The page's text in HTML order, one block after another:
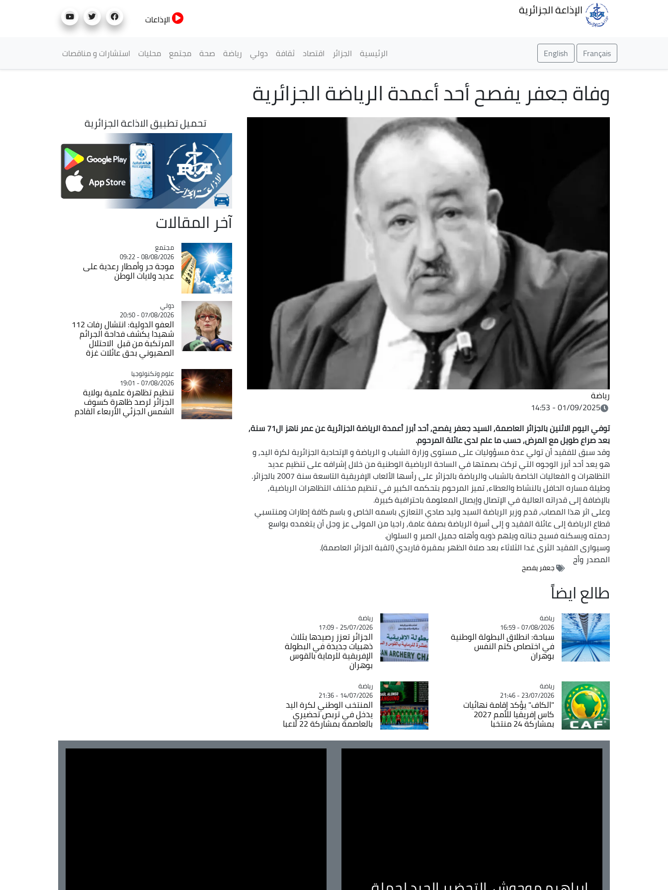
الإذاعة الجزائرية
الإذاعات
Français
English القائمة الرئيسية
الرئيسية الجزائر اقتصاد ثقافة دولي رياضة صحة مجتمع محليات استشارات و مناقصات
وفاة جعفر يفصح أحد أعمدة الرياضة الجزائرية
رياضة
01/09/2025 - 14:53
توفي اليوم الاثنين بالجزائر العاصمة, السيد جعفر يفصح, أحد أبرز أعمدة الرياضة الجزائرية عن عمر ناهز ال71 سنة,
بعد صراع طويل مع المرض, حسب ما علم لدى عائلة المرحوم.
وقد سبق للفقيد أن تولي عدة مسؤوليات على مستوى وزارة الشباب و الرياضة و الإتحادية الجزائرية لكرة اليد, و
هو يعد أحد أبرز الوجوه التي تركت بصمتها في الساحة الرياضية الوطنية من خلال إشرافه على تنظيم عديد
التظاهرات و الفعاليات الخاصة بالشباب والرياضة بالجزائر على رأسها الألعاب الإفريقية التاسعة سنة 2007 بالجزائر.
وطيلة مساره الحافل بالنشاط والعطاء, تميز المرحوم بتحكمه الكبير في تنظيم مختلف التظاهرات الرياضية,
بالإضافة إلى قدراته العالية في الإتصال وإيصال المعلومة باحترافية كبيرة.
وعلى اثر هذا المصاب, قدم وزير الرياضة السيد وليد صادي التعازي باسمه الخاص و باسم كافة إطارات ومنتسبي
قطاع الرياضة إلى عائلة الفقيد و إلى أسرة الرياضة بصفة عامة, راجيا من المولى عز وجل أن يتغمده بواسع
رحمته ويسكنه فسيح جناته ويلهم ذويه وأهله جميل الصبر و السلوان.
وسيوارى الفقيد الثرى غدا الثلاثاء بعد صلاة الظهر بمقبرة قاريدي (القبة الجزائر العاصمة).
المصدر وأج
جعفر يفصح
طالع ايضاً
Catégorie
رياضة
07/08/2026 - 16:59
سباحة: انطلاق البطولة الوطنية
في اختصاص كتم النفس
بوهران
Catégorie
رياضة
25/07/2026 - 17:09
الجزائر تعزز رصيدها بثلاث
ذهبيات جديدة في البطولة
الإفريقية للرماية بالقوس
بوهران
Catégorie
رياضة
23/07/2026 - 21:46
"الكاف" يؤكد إقامة نهائيات
كاس إفريقيا للأمم 2027
بمشاركة 24 منتخبا
Catégorie
رياضة
14/07/2026 - 21:36
المنتخب الوطني لكرة اليد
يدخل في تربص تحضيري
بالعاصمة بمشاركة 22 لاعبا
تحميل تطبيق الاذاعة الجزائرية
آخر المقالات
Catégorie
مجتمع
08/08/2026 - 09:22
موجة حر وأمطار رعدية على
عديد ولايات الوطن
Catégorie
دولي
07/08/2026 - 20:50
العفو الدولية: انتشال رفات 112
شهيدا يكشف فداحة الجرائم
المرتكبة من قبل الاحتلال
الصهيوني بحق عائلات غزة
Catégorie
علوم وتكنولوجيا
07/08/2026 - 19:01
تنظيم تظاهرة علمية بولاية
الجزائر لرصد ظاهرة كسوف
الشمس الجزئي الأربعاء القادم